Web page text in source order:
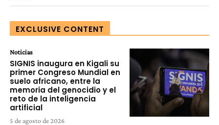
EXCLUSIVE CONTENT
Noticias
SIGNIS inaugura en Kigali su
primer Congreso Mundial en
suelo africano, entre la
memoria del genocidio y el
reto de la inteligencia
artificial
5 de agosto de 2026